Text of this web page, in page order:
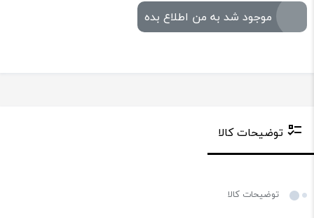
موجود شد به من اطلاع بده
توضیحات کالا
توضیحات کالا